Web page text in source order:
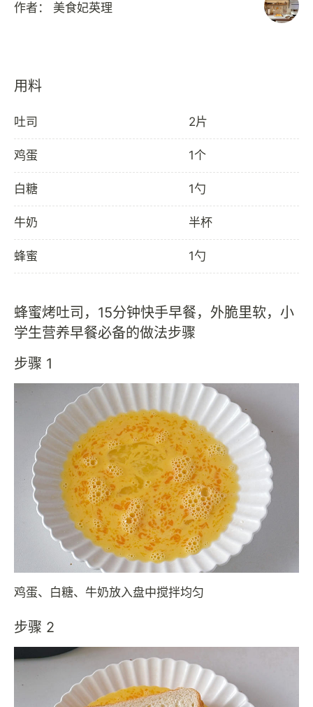
作者： 美食妃英理
用料
吐司 2片
鸡蛋 1个
白糖 1勺
牛奶 半杯
蜂蜜 1勺
蜂蜜烤吐司，15分钟快手早餐，外脆里软，小
学生营养早餐必备的做法步骤
步骤 1
鸡蛋、白糖、牛奶放入盘中搅拌均匀
步骤 2